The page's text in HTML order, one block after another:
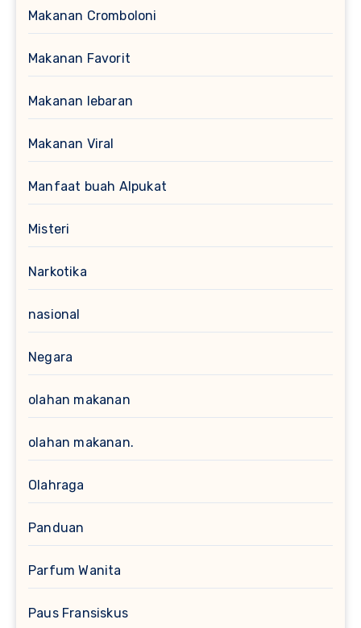
Makanan Cromboloni
Makanan Favorit
Makanan lebaran
Makanan Viral
Manfaat buah Alpukat
Misteri
Narkotika
nasional
Negara
olahan makanan
olahan makanan.
Olahraga
Panduan
Parfum Wanita
Paus Fransiskus